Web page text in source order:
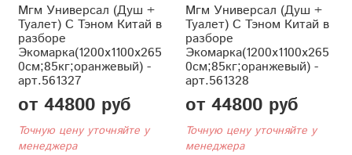
Мгм Универсал (Душ +
Туалет) С Тэном Китай в
разборе
Экомарка(1200x1100x265
0см;85кг;оранжевый) -
арт.561327
от 44800 руб
Точную цену уточняйте у
менеджера
Мгм Универсал (Душ +
Туалет) С Тэном Китай в
разборе
Экомарка(1200x1100x265
0см;85кг;оранжевый) -
арт.561328
от 44800 руб
Точную цену уточняйте у
менеджера